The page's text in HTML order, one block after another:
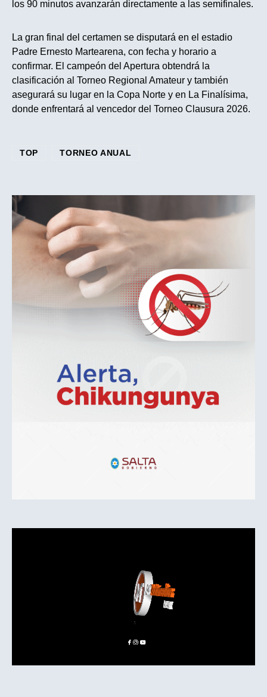
los 90 minutos avanzarán directamente a las semifinales.
La gran final del certamen se disputará en el estadio
Padre Ernesto Martearena, con fecha y horario a
confirmar. El campeón del Apertura obtendrá la
clasificación al Torneo Regional Amateur y también
asegurará su lugar en la Copa Norte y en La Finalísima,
donde enfrentará al vencedor del Torneo Clausura 2026.
TOP TORNEO ANUAL